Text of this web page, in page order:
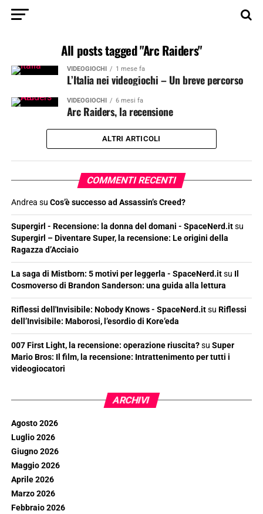
All posts tagged "Arc Raiders"
VIDEOGIOCHI 1 mese fa
L’Italia nei videogiochi – Un breve percorso
VIDEOGIOCHI 6 mesi fa
Arc Raiders, la recensione
ALTRI ARTICOLI
COMMENTI RECENTI
Andrea su Cos’è successo ad Assassin’s Creed?
Supergirl - Recensione: la donna del domani - SpaceNerd.itsu
Supergirl – Diventare Super, la recensione: Le origini della
Ragazza d’Acciaio
La saga di Mistborn: 5 motivi per leggerla - SpaceNerd.itsu Il
Cosmoverso di Brandon Sanderson: una guida alla lettura
Riflessi dell'Invisibile: Nobody Knows - SpaceNerd.itsu Riflessi
dell’Invisibile: Maborosi, l’esordio di Kore’eda
007 First Light, la recensione: operazione riuscita?su Super
Mario Bros: Il film, la recensione: Intrattenimento per tutti i
videogiocatori
ARCHIVI
Agosto 2026
Luglio 2026
Giugno 2026
Maggio 2026
Aprile 2026
Marzo 2026
Febbraio 2026